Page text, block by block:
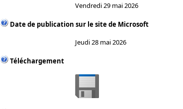
Vendredi 29 mai 2026
Date de publication sur le site de Microsoft
Jeudi 28 mai 2026
Téléchargement